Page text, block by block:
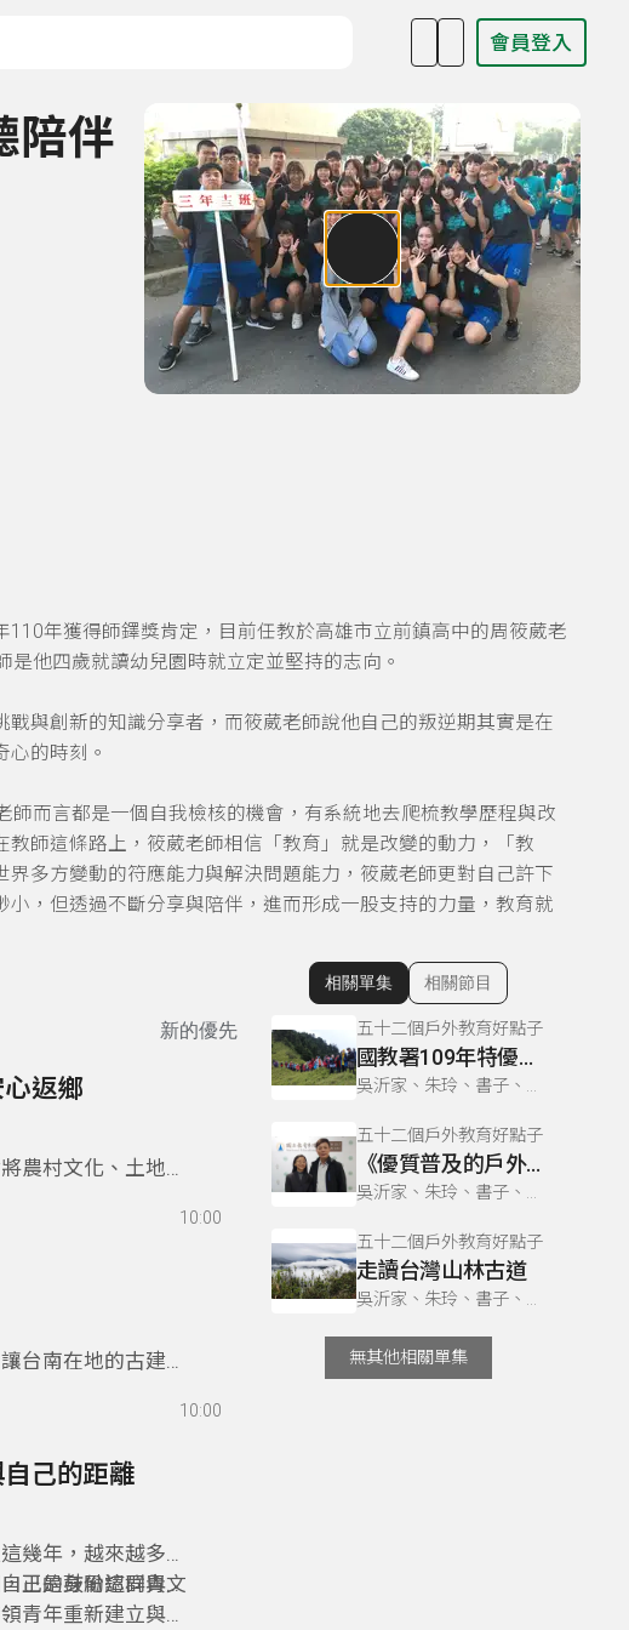
會員登入
陪伴
年獲得師鐸獎肯定，目前任教於高雄市立前鎮高中的周筱葳老
他四歲就讀幼兒園時就立定並堅持的志向。
與創新的知識分享者，而筱葳老師說他自己的叛逆期其實是在
的時刻。
而言都是一個自我檢核的機會，有系統地去爬梳教學歷程與改
師這條路上，筱葳老師相信「教育」就是改變的動力，「教
多方變動的符應能力與解決問題能力，筱葳老師更對自己許下
，但透過不斷分享與陪伴，進而形成一股支持的力量，教育就
新的優先
返鄉
農村文化、土地情
10:00
台南在地的古建築
10:00
己的距離
幾年，越來越多的
己的身份認同與文
正是鼓勵這群青年
青年重新建立與部
顯示相關單集
相關單集 相關節目
五十二個戶外教育好點子
國教署109年特優教案-新竹光武國中「空中的島嶼」
吳沂家、朱玲、書子、巫巴克、書勤
五十二個戶外教育好點子
《優質普及的戶外教育》
吳沂家、朱玲、書子、巫巴克、書勤
五十二個戶外教育好點子
走讀台灣山林古道
吳沂家、朱玲、書子、巫巴克、書勤
無其他相關單集